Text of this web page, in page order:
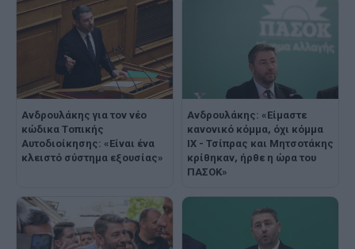
Ανδρουλάκης για τον νέο
κώδικα Tοπικής
Aυτοδιοίκησης: «Είναι ένα
κλειστό σύστημα εξουσίας»
Ανδρουλάκης: «Είμαστε
κανονικό κόμμα, όχι κόμμα
ΙΧ - Τσίπρας και Μητσοτάκης
κρίθηκαν, ήρθε η ώρα του
ΠΑΣΟΚ»